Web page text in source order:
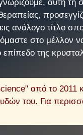
αυτή τη
ανάλογο τίτλο
στο μέλλον
επίπεδο της
από το 2011
του. Για